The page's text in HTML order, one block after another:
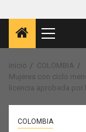
Menú
Inicio
COLOMBIA
Mujeres con ciclo
licencia aprobada por
COLOMBIA